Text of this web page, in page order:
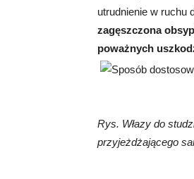
utrudnienie w ruchu
zagęszczona
poważnych
Rys. Włazy do
przyjeżdżającego